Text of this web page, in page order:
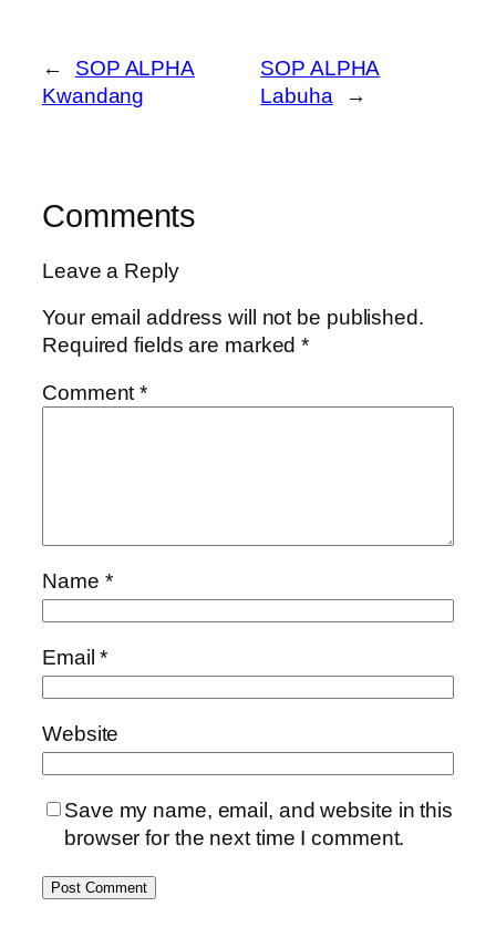
←
SOP ALPHA
Kwandang
SOP ALPHA
Labuha
→
Comments
Leave a Reply
Your email address will not be published.
Required fields are marked*
Comment*
Name *
Email*
Website
Save my name, email, and website in this
browser for the next time I comment.